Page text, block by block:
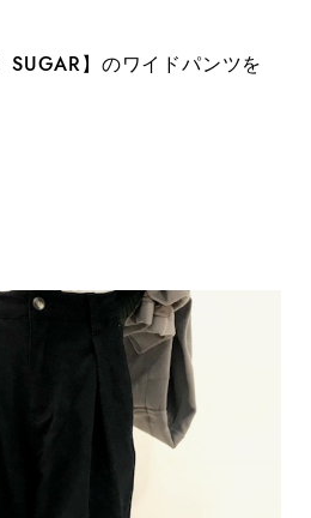
】のワイドパンツを